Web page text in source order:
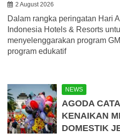
2 August 2026
Dalam rangka peringatan Hari
Indonesia Hotels & Resorts
menyelenggarakan program
program edukatif
NEWS
AGODA
KENAIKAN
DOMESTIK